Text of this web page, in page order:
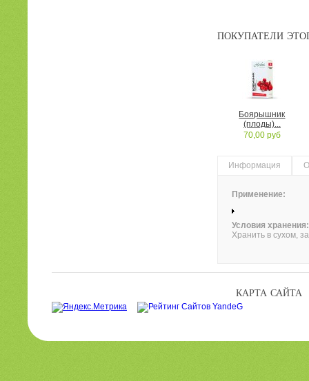
ПОКУПАТЕЛИ
Боярышник
(плоды)...
70,00 руб
Информация
Применение:
Условия хранения:
Хранить в сухом,
КАРТА САЙТА